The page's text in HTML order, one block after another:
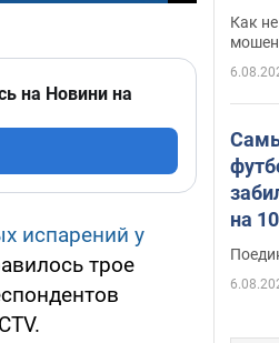
на Новини на
испарений у
трое
Как
на